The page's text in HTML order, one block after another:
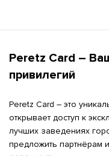
Peretz Card –
привилегий
Peretz Card – это
открывает доступ к
лучших заведениях
предложить партнёрам